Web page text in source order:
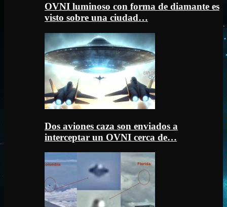
OVNI luminoso con forma de diamante es
visto sobre una ciudad…
Dos aviones caza son enviados a
interceptar un OVNI cerca de…